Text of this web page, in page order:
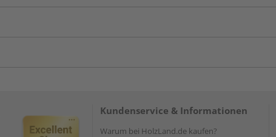
Kundenservice & Informationen
Warum bei HolzLand.de kaufen?